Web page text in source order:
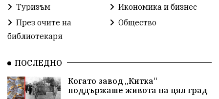
#България
Зависимости ИсторическиПарк НовиПазар
Неудобните Шуробаджанащина
Туризъм
Икономика и бизнес
През очите на
библиотекаря
Общество
ПОСЛЕДНО
Когато завод „Китка“
поддържаше живота на цял град